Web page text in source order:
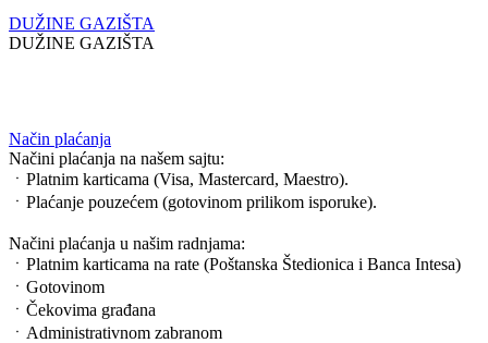
DUŽINE GAZIŠTA
DUŽINE GAZIŠTA
Način plaćanja
Načini plaćanja na našem sajtu:
ㆍPlatnim karticama (Visa, Mastercard, Maestro).
ㆍPlaćanje pouzećem (gotovinom prilikom isporuke).
Načini plaćanja u našim radnjama:
ㆍPlatnim karticama na rate (Poštanska Štedionica i Banca Intesa)
ㆍGotovinom
ㆍČekovima građana
ㆍAdministrativnom zabranom